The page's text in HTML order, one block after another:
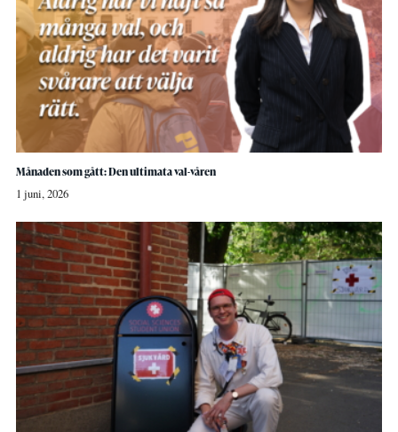
Månaden som gått: Den ultimata val-våren
1 juni, 2026